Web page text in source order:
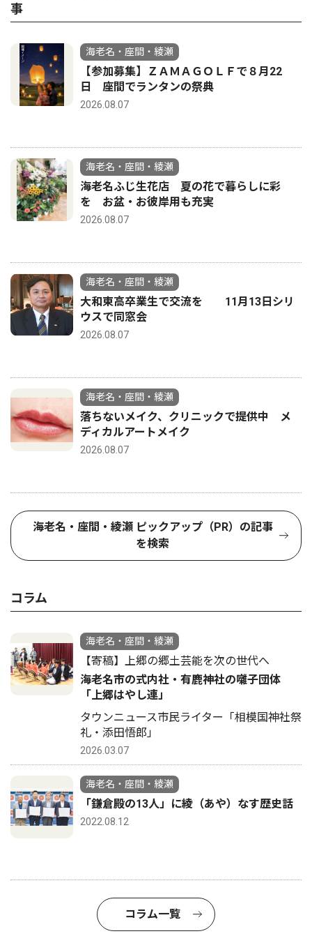
事
海老名・座間・綾瀬
【参加募集】ＺＡＭＡＧＯＬＦで８月22
日 座間でランタンの祭典
2026.08.07
海老名・座間・綾瀬
海老名ふじ生花店 夏の花で暮らしに彩
を お盆・お彼岸用も充実
2026.08.07
海老名・座間・綾瀬
大和東高卒業生で交流を 11月13日シリ
ウスで同窓会
2026.08.07
海老名・座間・綾瀬
落ちないメイク、クリニックで提供中 メ
ディカルアートメイク
2026.08.07
海老名・座間・綾瀬 ピックアップ（PR）の記事
を検索
コラム
海老名・座間・綾瀬
【寄稿】上郷の郷土芸能を次の世代へ
海老名市の式内社・有鹿神社の囃子団体
「上郷はやし連」
タウンニュース市民ライター「相模国神社祭
礼・添田悟郎」
2026.03.07
海老名・座間・綾瀬
「鎌倉殿の13人」に綾（あや）なす歴史話
2022.08.12
コラム一覧